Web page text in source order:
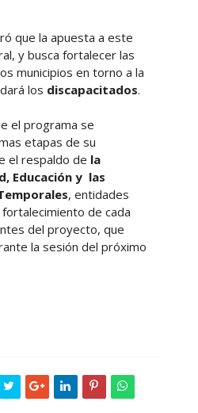
que la apuesta a este
y busca fortalecer las
municipios en torno a la
los discapacitados.
el programa se
etapas de su
el respaldo de la
Educación y las
, entidades
de cada
del proyecto, que
la sesión del próximo